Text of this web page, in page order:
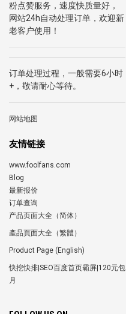
粉点赞服务，速度快质量好，
网站24h自动处理订单，欢迎新
老客户使用！
订单处理过程，一般需要6小时
+，敬请耐心等待。
网站地图
友情链接
www.foolfans.com
Blog
最新报价
订单查询
产品页面大全（简体）
產品頁面大全（繁體）
Product Page (English)
快挖快排|SEO百度首页霸屏|120元包
月